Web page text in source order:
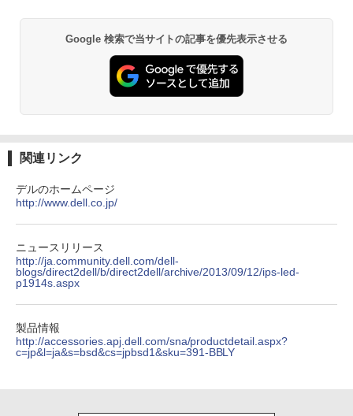
[Explicit]
BUGS LIFE
富士山の天然水 バナジウム含有 水 ミネラル
ウォーター ペットボトル 静岡県産 500ミリリ
ットル (Smart Basic)
￥1,380
￥1,625
￥2,009
エース)
クスDIGITAL)
スーパーの裏でヤニ吸うふたり 9巻 (デジタル
￥810
Google 検索で当サイトの記事を優先表示させる
関連リンク
デルのホームページ
http://www.dell.co.jp/
ニュースリリース
http://ja.community.dell.com/dell-
blogs/direct2dell/b/direct2dell/archive/2013/09/12/ips-led-
p1914s.aspx
製品情報
http://accessories.apj.dell.com/sna/productdetail.aspx?
c=jp&l=ja&s=bsd&cs=jpbsd1&sku=391-BBLY